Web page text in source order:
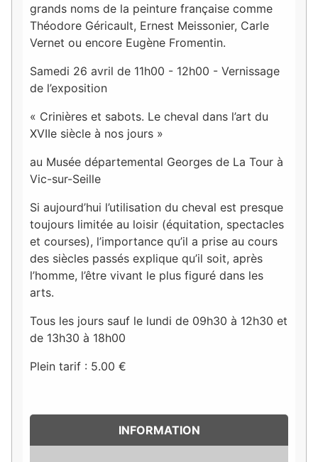
grands noms de la peinture française comme
Théodore Géricault, Ernest Meissonier, Carle
Vernet ou encore Eugène Fromentin.
Samedi 26 avril de 11h00 - 12h00 - Vernissage
de l’exposition
« Crinières et sabots. Le cheval dans l’art du
XVIIe siècle à nos jours »
au Musée départemental Georges de La Tour à
Vic-sur-Seille
Si aujourd’hui l’utilisation du cheval est presque
toujours limitée au loisir (équitation, spectacles
et courses), l’importance qu’il a prise au cours
des siècles passés explique qu’il soit, après
l’homme, l’être vivant le plus figuré dans les
arts.
Tous les jours sauf le lundi de 09h30 à 12h30 et
de 13h30 à 18h00
Plein tarif : 5.00 €
INFORMATION